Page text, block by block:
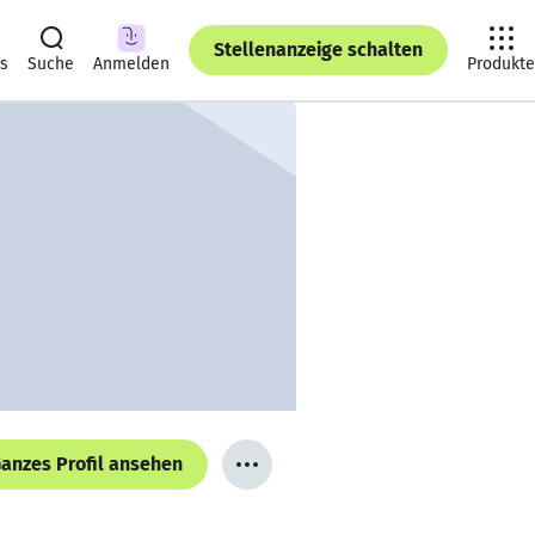
Suche Anmelden
Stellenanzeige schalten
Produkte
Profil ansehen